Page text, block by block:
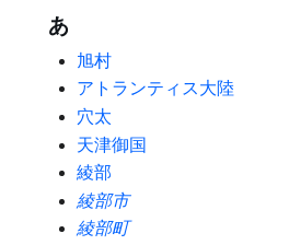
あ
旭村
アトランティス大陸
穴太
天津御国
綾部
綾部市
綾部町